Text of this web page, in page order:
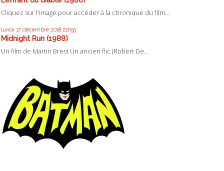
Cliquez sur l'image pour accéder à la chronique du film...
lundi 17 décembre 2018 21h55
Midnight Run (1988)
Un film de Martin Brest Un ancien flic (Robert De...